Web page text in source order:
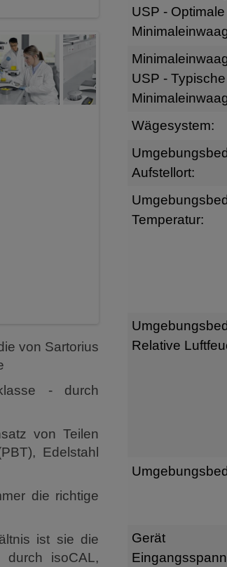
von Sartorius
- durch
von Teilen
Edelstahl
die richtige
ist sie die
isoCAL,
USP - Optimale
USP - Typische
Wägesystem:
Aufstellort:
Temperatur:
Relative
Gerät